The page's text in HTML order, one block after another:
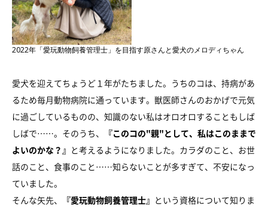
2022年「愛玩動物飼養管理士」を目指す原さんと愛犬のメロディちゃん
愛犬を迎えてちょうど１年がたちました。うちのコは、持病があ
るため毎月動物病院に通っています。獣医師さんのおかげで元気
に過ごしているものの、知識のない私はオロオロすることもしば
しばで……。そのうち、
『このコの"親"として、私はこのままで
よいのかな？』 と考えるようになりました。カラダのこと、お世
話のこと、食事のこと……知らないことが多すぎて、不安になっ
ていました。
そんな矢先、
『愛玩動物飼養管理士』 という資格について知りま